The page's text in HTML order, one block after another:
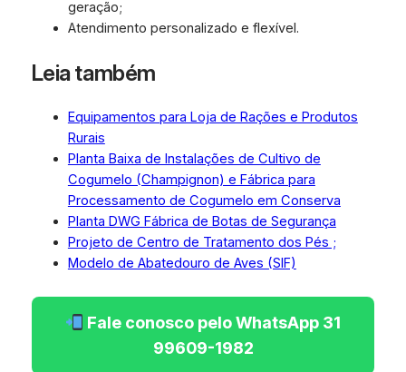
geração;
Atendimento personalizado e flexível.
Leia também
Equipamentos para Loja de Rações e Produtos
Rurais
Planta Baixa de Instalações de Cultivo de
Cogumelo (Champignon) e Fábrica para
Processamento de Cogumelo em Conserva
Planta DWG Fábrica de Botas de Segurança
Projeto de Centro de Tratamento dos Pés ;
Modelo de Abatedouro de Aves (SIF)
Fale conosco pelo WhatsApp 31
99609-1982